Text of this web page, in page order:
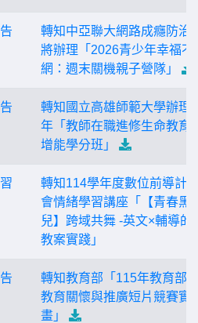
轉知中亞聯大網路成癮防治
將辦理「2026青少年幸福不
網：週末關機親子營隊」
轉知國立高雄師範大學辦理
年「教師在職進修生命教育
增能學分班」
轉知114學年度數位前導計
會情緒學習講座「【青春黑
兒】跨域共舞 -英文×輔導的
教案實踐」
轉知教育部「115年教育部
教育關懷與推廣短片競賽實
畫」